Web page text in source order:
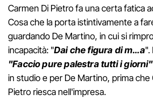
Carmen Di Pietro fa una certa fatica
Cosa che la porta istintivamente a
guardando De Martino, in cui si
incapacità: "Dai che figura di m…a".
"Faccio pure palestra tutti i giorni"
in studio e per De Martino, prima che
Pietro riesca nell'impresa.